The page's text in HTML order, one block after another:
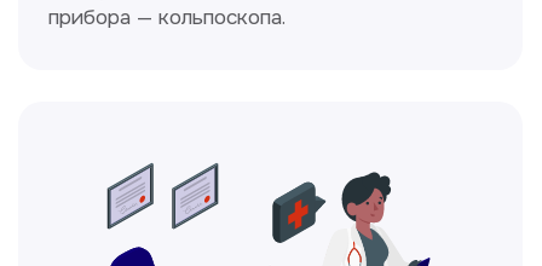
Ходжаева Юлдузхон
Врач кольпоскопист
Пн-Сб с 9.30 до 14.00